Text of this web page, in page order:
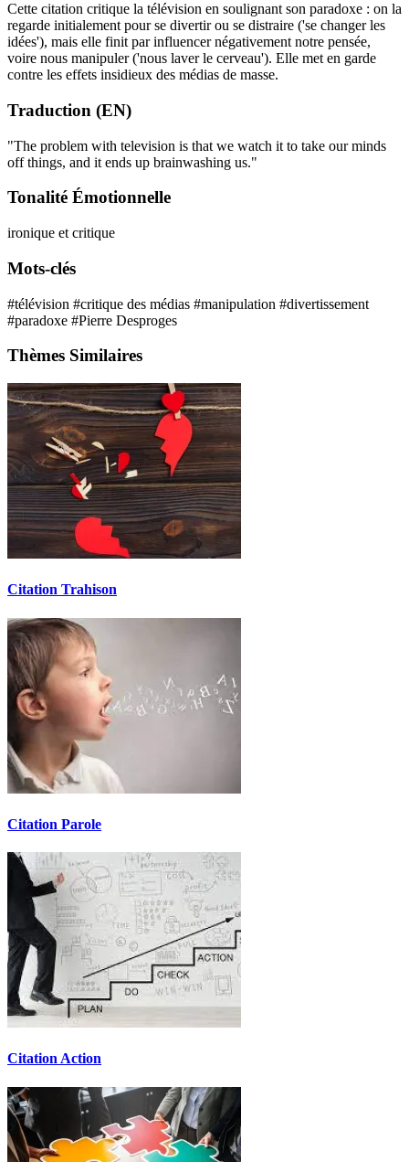
Cette citation critique la télévision en soulignant son paradoxe : on la
regarde initialement pour se divertir ou se distraire ('se changer les
idées'), mais elle finit par influencer négativement notre pensée,
voire nous manipuler ('nous laver le cerveau'). Elle met en garde
contre les effets insidieux des médias de masse.
Traduction (EN)
"The problem with television is that we watch it to take our minds
off things, and it ends up brainwashing us."
Tonalité Émotionnelle
ironique et critique
Mots-clés
#télévision #critique des médias #manipulation #divertissement
#paradoxe #Pierre Desproges
Thèmes Similaires
Citation Trahison
Citation Parole
Citation Action